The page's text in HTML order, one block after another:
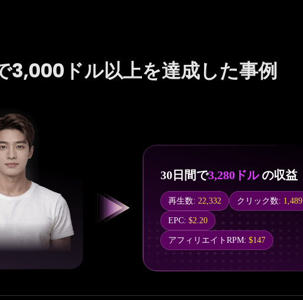
3,000ドル以上を達成した事例
30日間で3,280ドルの収益
再生数: 22,332 クリック数: 1,489
EPC: $2.20
アフィリエイトRPM: $147